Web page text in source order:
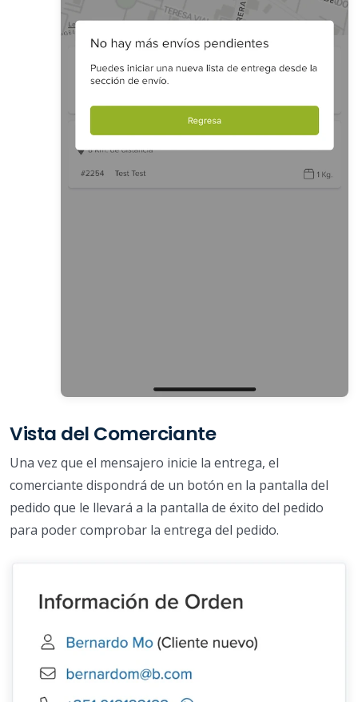
Vista del Comerciante
Una vez que el mensajero inicie la entrega, el
comerciante dispondrá de un botón en la pantalla del
pedido que le llevará a la pantalla de éxito del pedido
para poder comprobar la entrega del pedido.